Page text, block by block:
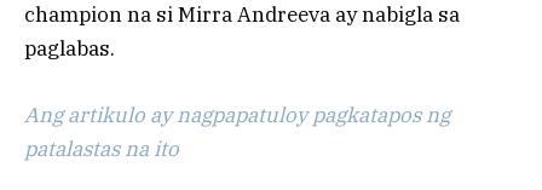
champion na si Mirra Andreeva ay nabigla sa
paglabas.
Ang artikulo ay nagpapatuloy pagkatapos ng
patalastas na ito